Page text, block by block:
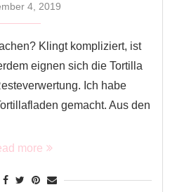
4, 2019
Klingt kompliziert, ist
eignen sich die Tortilla
Ich habe
gemacht. Aus den
more